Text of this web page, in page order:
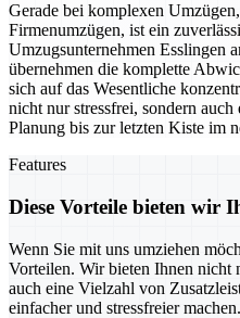
Gerade bei komplexen
Firmenumzügen, ist ein
Umzugsunternehmen Esslingen
übernehmen die komplette
sich auf das Wesentliche
nicht nur stressfrei, sondern
Planung bis zur letzten Kiste im
Features
Diese Vorteile bieten wir
Wenn Sie mit uns umziehen
Vorteilen. Wir bieten Ihnen nicht
auch eine Vielzahl von
einfacher und stressfreier machen.